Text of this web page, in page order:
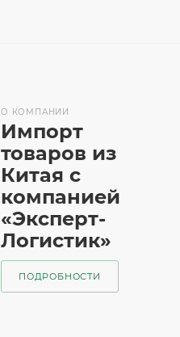
О КОМПАНИИ
Импорт
товаров из
Китая с
компанией
«Эксперт-
Логистик»
ПОДРОБНОСТИ